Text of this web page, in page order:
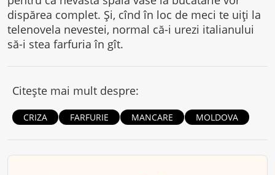
dispărea complet. Şi, cînd în loc de meci te uiţi la
telenovela nevestei, normal că-i urezi italianului
să-i stea farfuria în gît.
Citește mai mult despre:
CRIZA FARFURIE MANCARE MOLDOVA